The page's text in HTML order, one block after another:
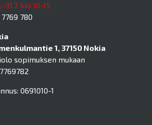
31.7. klo 10-15
780
1, 37150 Nokia
sopimuksen mukaan
0691010-1